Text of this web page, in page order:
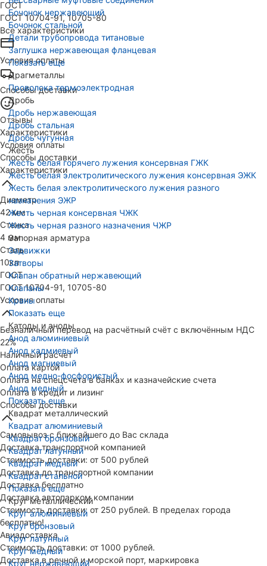
Бочонок нержавеющий
Бочонок стальной
Детали трубопровода титановые
Заглушка нержавеющая фланцевая
Показать еще
Драгметаллы
Проволока термоэлектродная
Дробь
Дробь нержавеющая
Дробь стальная
Дробь чугунная
Жесть
Жесть белая горячего лужения консервная ГЖК
Жесть белая электролитического лужения консервная ЭЖК
Жесть белая электролитического лужения разного
назначения ЭЖР
Жесть черная консервная ЧЖК
Жесть черная разного назначения ЧЖР
Запорная арматура
Задвижки
Затворы
Клапан обратный нержавеющий
Клапаны
Краны
Показать еще
Катоды и аноды
Анод алюминиевый
Анод кадмиевый
Анод магниевый
Анод медно-фосфористый
Анод медный
Показать еще
Квадрат металлический
Квадрат алюминиевый
Квадрат бронзовый
Квадрат латунный
Квадрат медный
Квадрат стальной
Показать еще
Круг металлический
Круг алюминиевый
Круг бронзовый
Круг латунный
Круг медный
Круг нержавеющий
ГОСТ
ГОСТ 10704-91, 10705-80
Все характеристики
Условия оплаты
Способы доставки
Отзывы
Характеристики
Условия оплаты
Способы доставки
Характеристики
Диаметр
42 мм
Стенка
4 мм
Сталь
10кп
ГОСТ
ГОСТ 10704-91, 10705-80
Условия оплаты
Безналичный перевод на расчётный счёт с включённым НДС
22%
Наличный расчет
Оплата картой
Оплата на спецсчета в банках и казначейские счета
Оплата в кредит и лизинг
Способы доставки
Самовывоз с ближайшего до Вас склада
Доставка транспортной компанией
Стоимость доставки: от 500 рублей
Доставка до транспортной компании
Доставка бесплатно
Доставка автопарком компании
Стоимость доставки: от 250 рублей. В пределах города
бесплатно!
Авиадоставка
Стоимость доставки: от 1000 рублей.
Доставка в речной и морской порт, маркировка